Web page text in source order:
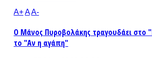
A+AA-
Ο Μάνος Πυροβολάκης τραγουδάει στο
το "Αν η αγάπη"